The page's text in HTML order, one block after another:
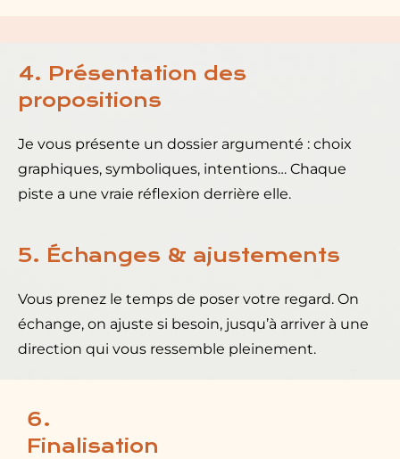
4. Présentation des
propositions
Je vous présente un dossier argumenté : choix
graphiques, symboliques, intentions… Chaque
piste a une vraie réflexion derrière elle.
5. Échanges & ajustements
Vous prenez le temps de poser votre regard. On
échange, on ajuste si besoin, jusqu’à arriver à une
direction qui vous ressemble pleinement.
6.
Finalisation